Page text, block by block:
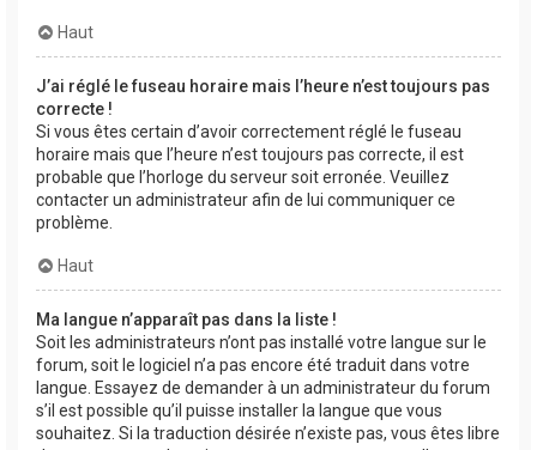
Haut
J’ai réglé le fuseau horaire mais l’heure n’est toujours pas
correcte !
Si vous êtes certain d’avoir correctement réglé le fuseau
horaire mais que l’heure n’est toujours pas correcte, il est
probable que l’horloge du serveur soit erronée. Veuillez
contacter un administrateur afin de lui communiquer ce
problème.
Haut
Ma langue n’apparaît pas dans la liste !
Soit les administrateurs n’ont pas installé votre langue sur le
forum, soit le logiciel n’a pas encore été traduit dans votre
langue. Essayez de demander à un administrateur du forum
s’il est possible qu’il puisse installer la langue que vous
souhaitez. Si la traduction désirée n’existe pas, vous êtes libre